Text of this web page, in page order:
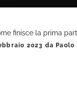
finisce la prima
2023 da Paolo